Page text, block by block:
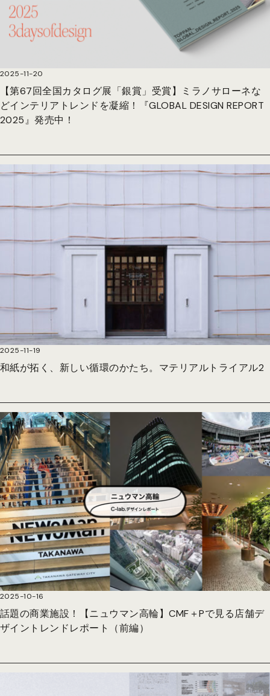
2025-11-20
【第67回全国カタログ展「銀賞」受賞】ミラノサローネな
どインテリアトレンドを凝縮！『GLOBAL DESIGN REPORT
2025』発売中！
2025-11-19
和紙が拓く、新しい循環のかたち。マテリアルトライアル2
2025-10-16
話題の商業施設！【ニュウマン高輪】CMF＋Pで見る店舗デ
ザイントレンドレポート（前編）